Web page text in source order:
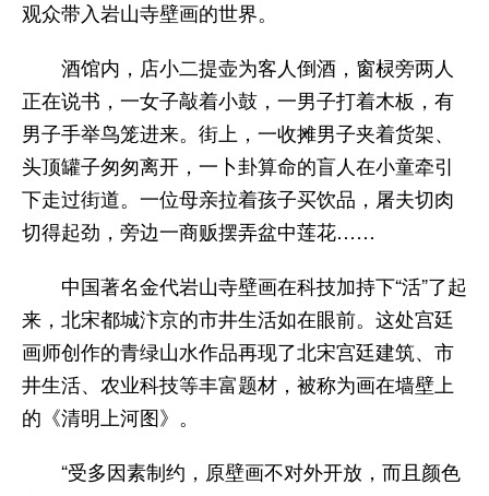
观众带入岩山寺壁画的世界。
酒馆内，店小二提壶为客人倒酒，窗棂旁两人
正在说书，一女子敲着小鼓，一男子打着木板，有
男子手举鸟笼进来。街上，一收摊男子夹着货架、
头顶罐子匆匆离开，一卜卦算命的盲人在小童牵引
下走过街道。一位母亲拉着孩子买饮品，屠夫切肉
切得起劲，旁边一商贩摆弄盆中莲花……
中国著名金代岩山寺壁画在科技加持下“活”了起
来，北宋都城汴京的市井生活如在眼前。这处宫廷
画师创作的青绿山水作品再现了北宋宫廷建筑、市
井生活、农业科技等丰富题材，被称为画在墙壁上
的《清明上河图》。
“受多因素制约，原壁画不对外开放，而且颜色